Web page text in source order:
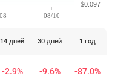
08/10
$0.097
14 дней 30 дней 1 год
-2.9% -9.6% -87.0%